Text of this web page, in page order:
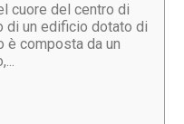
cuore del centro di
di un edificio dotato di
è composta da un